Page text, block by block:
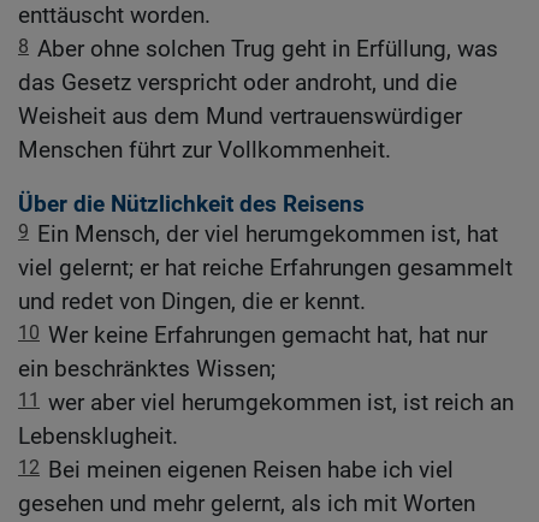
enttäuscht worden.
8 Aber ohne solchen Trug geht in Erfüllung, was
das Gesetz verspricht oder androht, und die
Weisheit aus dem Mund vertrauenswürdiger
Menschen führt zur Vollkommenheit.
Über die Nützlichkeit des Reisens
9 Ein Mensch, der viel herumgekommen ist, hat
viel gelernt; er hat reiche Erfahrungen gesammelt
und redet von Dingen, die er kennt.
10 Wer keine Erfahrungen gemacht hat, hat nur
ein beschränktes Wissen;
11 wer aber viel herumgekommen ist, ist reich an
Lebensklugheit.
12 Bei meinen eigenen Reisen habe ich viel
gesehen und mehr gelernt, als ich mit Worten